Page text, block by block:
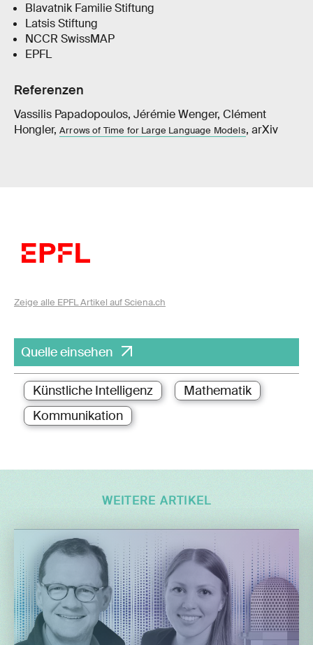
Blavatnik Familie Stiftung
Latsis Stiftung
NCCR SwissMAP
EPFL
Referenzen
Vassilis Papadopoulos, Jérémie Wenger, Clément
Hongler, Arrows of Time for Large Language Models, arXiv
Zeige alle EPFL Artikel auf Sciena.ch
Quelle einsehen
Künstliche Intelligenz
Mathematik
Kommunikation
WEITERE ARTIKEL